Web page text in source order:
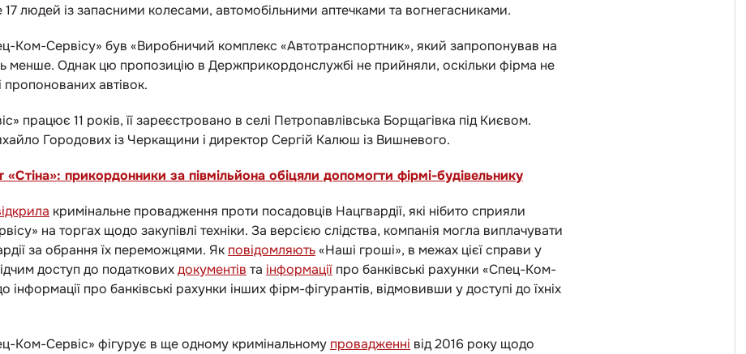
людей із запасними колесами, автомобільними аптечками та вогнегасниками.
Ком-Сервісу» був «Виробничий комплекс «Автотранспортник», який запропонував на
менше. Однак цю пропозицію в Держприкордонслужбі не прийняли, оскільки фірма не
пропонованих автівок.
працює 11 років, її зареєстровано в селі Петропавлівська Борщагівка під Києвом.
Городових із Черкащини і директор Сергій Калюш із Вишневого.
«Стіна»: прикордонники за півмільйона обіцяли допомогти фірмі-будівельнику
кримінальне провадження проти посадовців Нацгвардії, які нібито сприяли
на торгах щодо закупівлі техніки. За версією слідства, компанія могла виплачувати
за обрання їх переможцями. Як повідомляють«Наші гроші», в межах цієї справи у
доступ до податковихдокументів та інформації про банківські рахунки «Спец-Ком-
інформації про банківські рахунки інших фірм-фігурантів, відмовивши у доступі до їхніх
Ком-Сервіс» фігурує в ще одному кримінальному провадженні від 2016 року щодо